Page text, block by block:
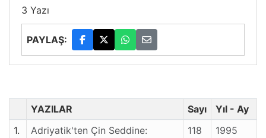
3 Yazı
PAYLAŞ:
YAZILAR Sayı
Yıl - Ay
1.
Adriyatik'ten Çin Seddine:
118
1995